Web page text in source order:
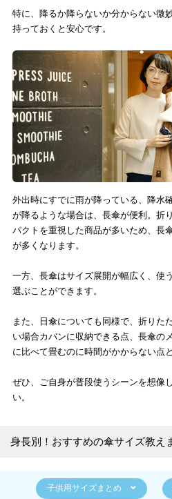
特に、降るか降らないか分からない微
持っておくと安心です。
外出時にすでに雨が降っている、降水
が降るような場合は、長傘が便利。折
パクトを重視した商品が多いため、長
が多くなります。
一方、長傘はサイズ展開が幅広く、使
選ぶことができます。
また、日傘についても同様で、折りた
い場合カバンに収納できる点、長傘の
に比べて畳むのに時間がかからない点
ぜひ、ご自身が普段使うシーンを想像
い。
身長別！おすすめの傘サイズ教え
子供用サイズまとめ